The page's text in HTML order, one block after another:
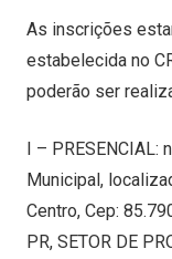
As inscrições
estabelecida no
poderão ser
I – PRESENCIAL:
Municipal,
Centro, Cep:
PR, SETOR DE